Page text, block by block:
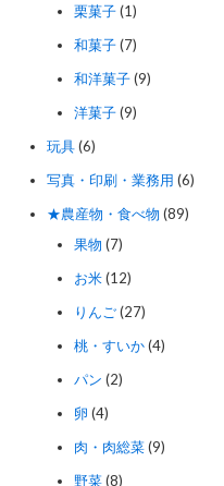
栗菓子(1)
和菓子(7)
和洋菓子(9)
洋菓子(9)
玩具(6)
写真・印刷・業務用 (6)
★農産物・食べ物 (89)
果物 (7)
お米(12)
りんご(27)
桃・すいか(4)
パン (2)
卵 (4)
肉・肉総菜(9)
野菜(8)